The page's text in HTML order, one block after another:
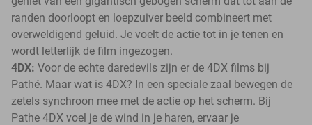
randen doorloopt en loepzuiver beeld combineert met
overweldigend geluid. Je voelt de actie tot in je tenen en
wordt letterlijk de film ingezogen.
4DX: Voor de echte daredevils zijn er de 4DX films bij
Pathé. Maar wat is 4DX? In een speciale zaal bewegen de
zetels synchroon mee met de actie op het scherm. Bij
Pathe 4DX voel je de wind in je haren, ervaar je